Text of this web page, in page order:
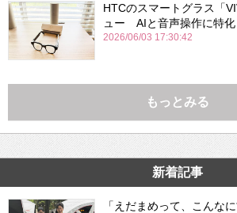
HTCのスマートグラス「
ュー AIと音声操作に特化
2026/06/03 17:30:42
もっとみる
新着記事
「えだまめって、こんな